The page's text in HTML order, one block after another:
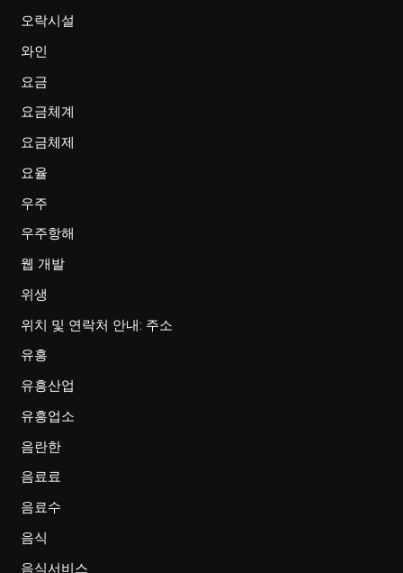
오락시설
와인
요금
요금체계
요금체제
요율
우주
우주항해
웹 개발
위생
위치 및 연락처 안내: 주소
유흥
유흥산업
유흥업소
음란한
음료료
음료수
음식
음식서비스